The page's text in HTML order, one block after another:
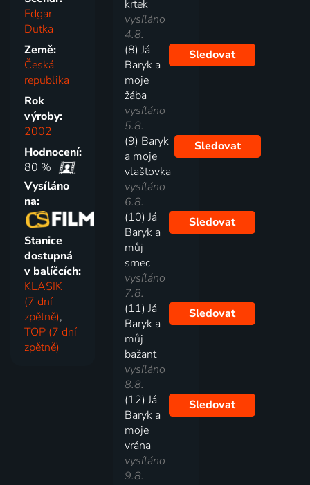
Edgar
Dutka
Země:
Česká
republika
Rok
výroby:
2002
Hodnocení:
80 %
Vysíláno
na:
Stanice
dostupná
v balíčcích:
KLASIK
(7 dní
zpětně),
TOP (7 dní
zpětně)
krtek
vysíláno
4.8.
(8) Já
Baryk a
moje
žába
vysíláno
5.8.
Sledovat
(9) Baryk
a moje
vlaštovka
vysíláno
6.8.
Sledovat
(10) Já
Baryk a
můj
srnec
vysíláno
7.8.
Sledovat
(11) Já
Baryk a
můj
bažant
vysíláno
8.8.
Sledovat
(12) Já
Baryk a
moje
vrána
vysíláno
9.8.
Sledovat